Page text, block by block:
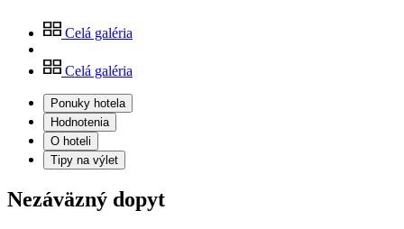
Celá galéria
Celá galéria
Ponuky hotela
Hodnotenia
O hoteli
Tipy na výlet
Nezáväzný dopyt